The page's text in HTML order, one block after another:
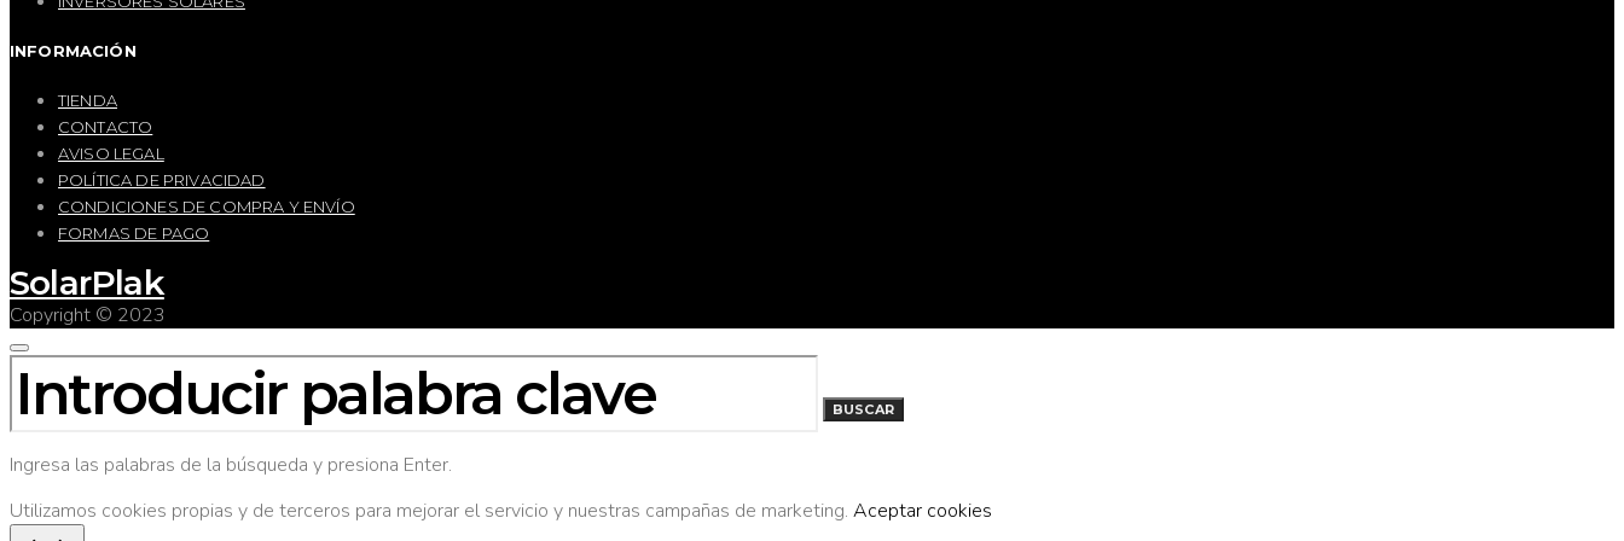
INFORMACIÓN
TIENDA
CONTACTO
AVISO LEGAL
POLÍTICA DE PRIVACIDAD
CONDICIONES DE COMPRA Y ENVÍO
FORMAS DE PAGO
SolarPlak
Copyright © 2023
BUSCAR
POR:
BUSCAR
Ingresa las palabras de la búsqueda y presiona Enter.
Utilizamos cookies propias y de terceros para mejorar el servicio y nuestras campañas de marketing. Aceptar cookies